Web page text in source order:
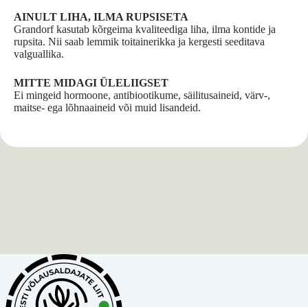
AINULT LIHA, ILMA RUPSISETA
Grandorf kasutab kõrgeima kvaliteediga liha, ilma kontide ja
rupsita. Nii saab lemmik toitainerikka ja kergesti seeditava
valguallika.
MITTE MIDAGI ÜLELIIGSET
Ei mingeid hormoone, antibiootikume, säilitusaineid, värv-,
maitse- ega lõhnaaineid või muid lisandeid.